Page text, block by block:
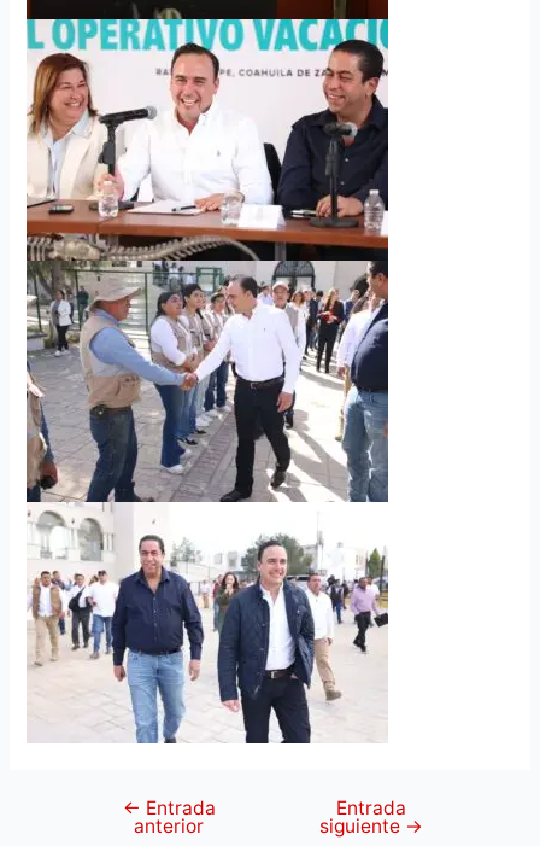
← Entrada
anterior
Entrada
siguiente →